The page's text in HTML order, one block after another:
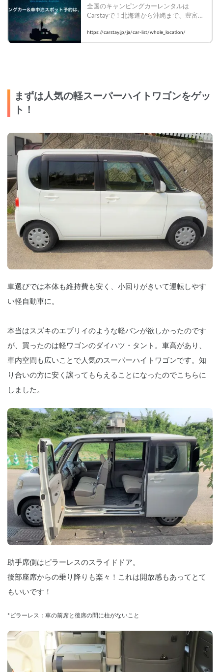
全国のキャンピングカーレンタルは
Carstayで！北海道から沖縄まで、豊富な
て今すぐ予約！
https://carstay.jp/ja/car-list/whole_location/
まずは人気の軽スーパーハイトワゴンをゲッ
ト！
車選びでは本体も維持費も安く、小回りがきいて運転しやす
い軽自動車に。
本当はスズキのエブリイのような軽バンが欲しかったのです
が、買ったのは軽ワゴンのダイハツ・タント。車高があり、
車内空間も広いことで人気のスーパーハイトワゴンです。知
り合いの方に安く譲ってもらえることになったのでこちらに
しました。
助手席側はピラーレスのスライドドア。
後部座席からの乗り降りも楽々！これは開放感もあってとて
もいいです！
*ピラーレス：車の前席と後席の間に柱がないこと